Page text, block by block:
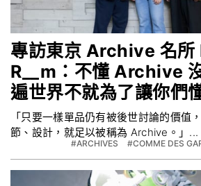
專訪東京 Archive 名
R__m：不懂 Archive
遍世界不就為了讓你們
「只要一樣單品仍有被後世討論的價值
節、設計，就足以被稱為 Archive。」...
#ARCHIVES #COMME DES